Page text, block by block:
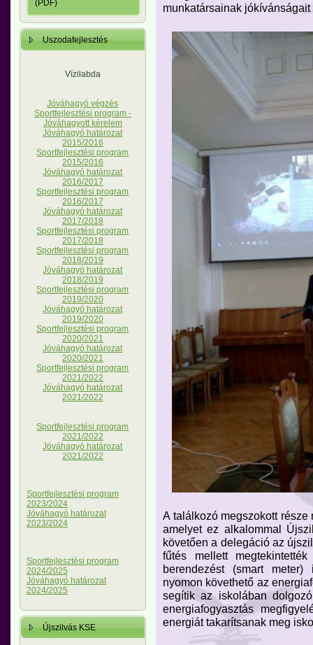
(PDF)
Uszodafejlesztés
Vízilabda
Jóváhagyó végzés
Sportfejlesztési program -
Jóváhagyott kérelem
Jóváhagyó határozat
2015/2016
Sportfejlesztési program
2015/2016
Jóváhagyó határozat
2016/2017
Sportfejlesztési program
2016/2017
Jóváhagyó határozat
2017/2018
Sportfejlesztési program
2017/2018
Sportfejlesztési program
2018/2019
Jóváhagyó határozat
2018/2019
Sportfejlesztési program
2019/2020
Jóváhagyó határozat
2019/2020
Sportfejlesztési program
2020/2021
Jóváhagyó határozat
2020/2021
Sportfejlesztési program
2021/2022
Jóváhagyó határozat
2021/2022
Sportfejlesztési program
2021/2022
Jóváhagyó határozat
2021/2022
Sportfejlesztési program
2023/2024
Jóváhagyó határozat
2023/2024
Sportfejlesztési program
2024/2025
Jóváhagyó határozat
2024/2025
Újszilvás KSE
munkatársainak
A találkozó megszokott
amelyet ez alkalommal
követően a delegáció az
fűtés mellett
berendezést (smart
nyomon követhető az
segítik az iskolában
energiafogyasztás
energiát takarítsanak meg